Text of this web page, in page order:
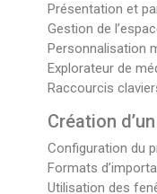
Présentation et
Gestion de
Personnalisation
Explorateur de
Raccourcis
Création
Configuration du
Formats
Utilisation des